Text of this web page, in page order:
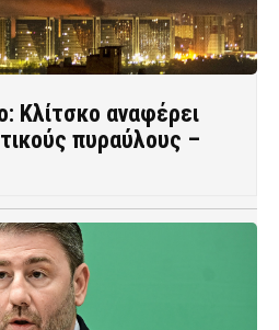
Κλίτσκο αναφέρει
πυραύλους –